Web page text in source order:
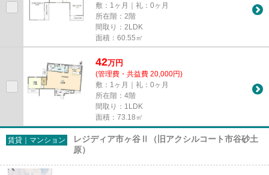
敷：1ヶ月｜礼：0ヶ月
所在階：2階
間取り：2LDK
面積：60.55㎡
42万円
(管理費・共益費 20,000円)
敷：1ヶ月｜礼：0ヶ月
所在階：4階
間取り：1LDK
面積：73.18㎡
賃貸｜マンション
レジディア市ヶ谷Ⅱ（旧アクシルコート市谷砂土
原）